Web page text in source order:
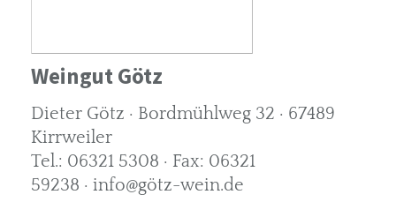
Weingut Götz
Dieter Götz · Bordmühlweg 32 · 67489
Kirrweiler
Tel.: 06321 5308 · Fax: 06321
59238 · info@götz-wein.de